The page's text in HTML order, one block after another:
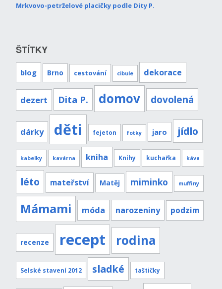
Mrkvovo-petrželové placičky podle Dity P.
ŠTÍTKY
blog Brno cestování cibule dekorace
dezert Dita P. domov dovolená
dárky děti fejeton fotky jaro jídlo
kabelky kavárna kniha Knihy kuchařka káva
léto mateřství Matěj miminko muffiny
Mámami móda narozeniny podzim
recenze recept rodina
Selské stavení 2012 sladké taštičky